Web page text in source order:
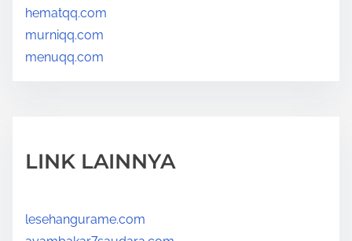
hematqq.com
murniqq.com
menuqq.com
LINK LAINNYA
lesehangurame.com